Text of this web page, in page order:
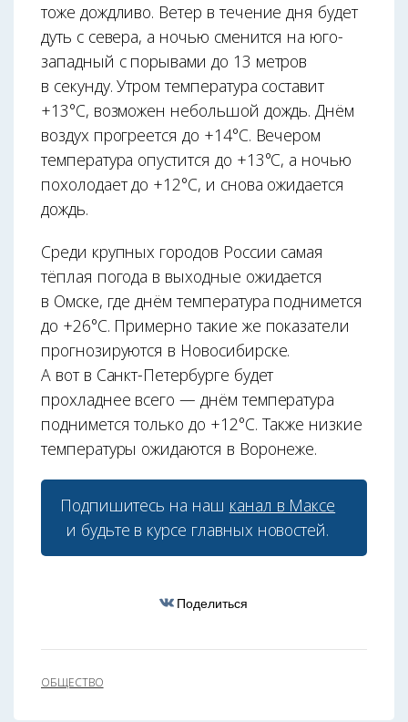
тоже дождливо. Ветер в течение дня будет
дуть с севера, а ночью сменится на юго-
западный с порывами до 13 метров
в секунду. Утром температура составит
+13°С, возможен небольшой дождь. Днём
воздух прогреется до +14°С. Вечером
температура опустится до +13°С, а ночью
похолодает до +12°С, и снова ожидается
дождь.
Среди крупных городов России самая
тёплая погода в выходные ожидается
в Омске, где днём температура поднимется
до +26°С. Примерно такие же показатели
прогнозируются в Новосибирске.
А вот в Санкт-Петербурге будет
прохладнее всего — днём температура
поднимется только до +12°С. Также низкие
температуры ожидаются в Воронеже.
Подпишитесь на наш канал в Максе
и будьте в курсе главных новостей.
Поделиться
ОБЩЕСТВО